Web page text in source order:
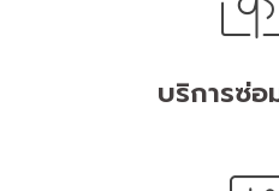
บริการซ่อ